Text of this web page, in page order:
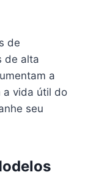
de
de alta
a
a vida útil do
seu